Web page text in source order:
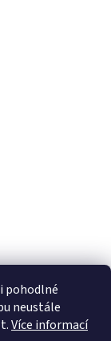
pohodlné
neustále
Více informací